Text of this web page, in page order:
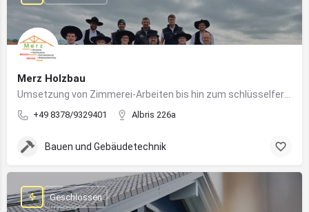
Merz Holzbau
+49 8378/9329401 Albris 226a
Bauen und Gebäudetechnik
Geschlossen